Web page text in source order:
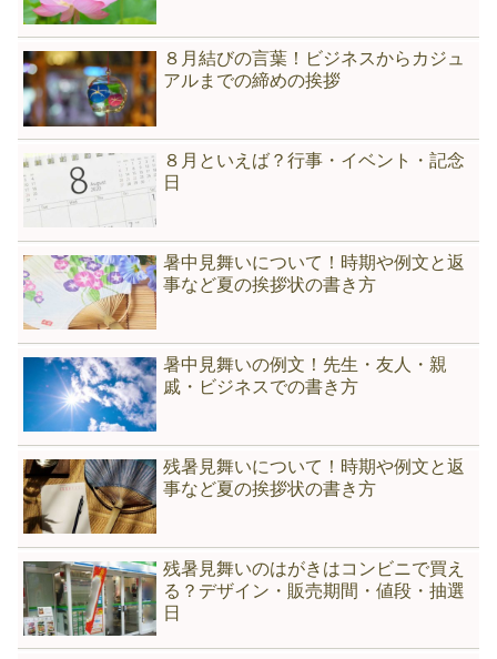
８月結びの言葉！ビジネスからカジュ
アルまでの締めの挨拶
８月といえば？行事・イベント・記念
日
暑中見舞いについて！時期や例文と返
事など夏の挨拶状の書き方
暑中見舞いの例文！先生・友人・親
戚・ビジネスでの書き方
残暑見舞いについて！時期や例文と返
事など夏の挨拶状の書き方
残暑見舞いのはがきはコンビニで買え
る？デザイン・販売期間・値段・抽選
日